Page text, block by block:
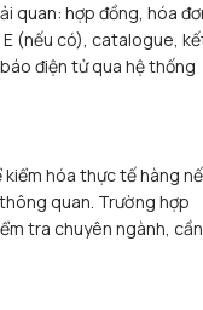
quan: hợp đồng, hóa
(nếu có), catalogue,
điện tử qua hệ thống
hóa thực tế hàng
quan. Trường hợp
tra chuyên ngành, cần